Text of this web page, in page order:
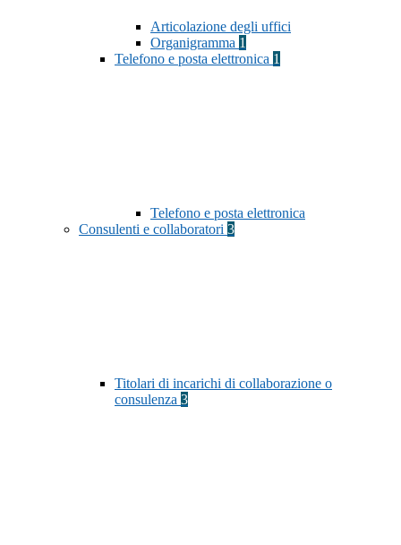
Articolazione degli uffici
Organigramma 1
Telefono e posta elettronica 1
Telefono e posta elettronica
Consulenti e collaboratori 3
Titolari di incarichi di collaborazione o
consulenza 3